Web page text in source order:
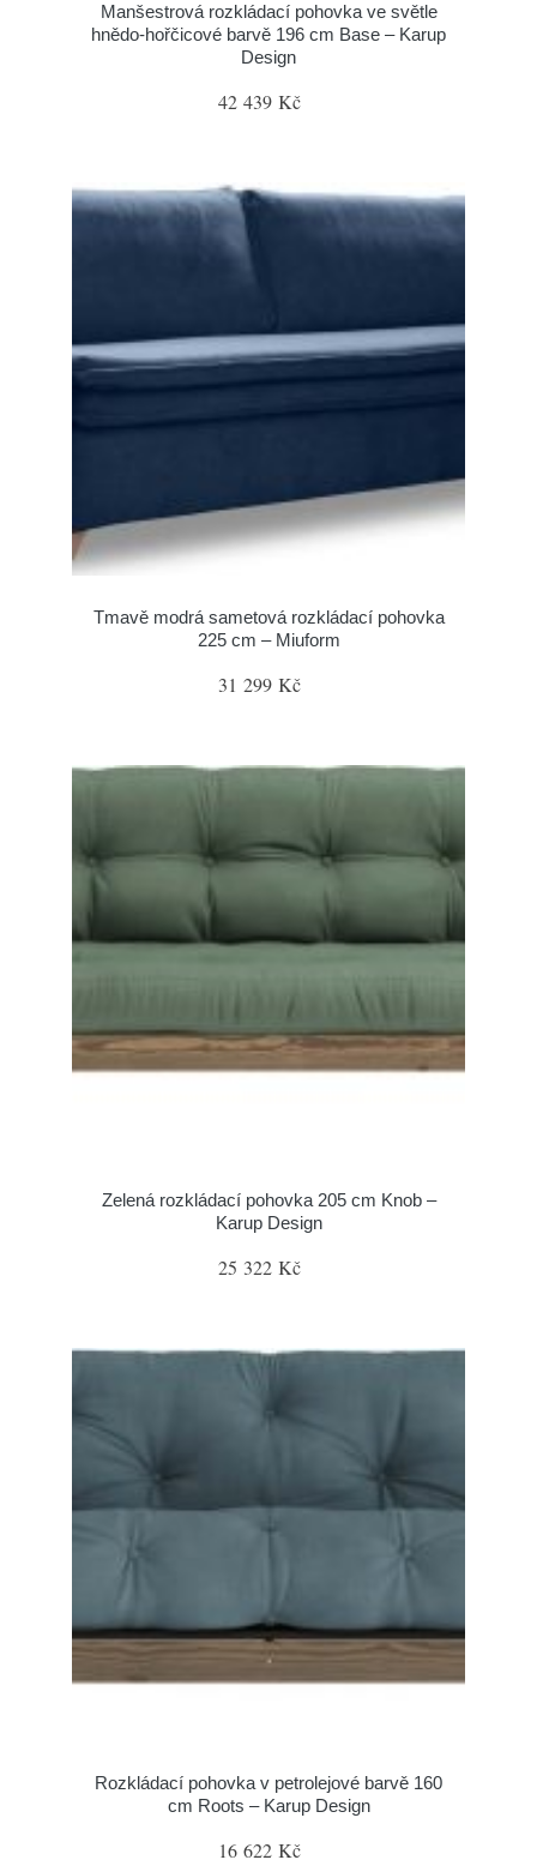
Manšestrová rozkládací pohovka ve světle
hnědo-hořčicové barvě 196 cm Base – Karup
Design
42 439 Kč
Tmavě modrá sametová rozkládací pohovka
225 cm – Miuform
31 299 Kč
Zelená rozkládací pohovka 205 cm Knob –
Karup Design
25 322 Kč
Rozkládací pohovka v petrolejové barvě 160
cm Roots – Karup Design
16 622 Kč